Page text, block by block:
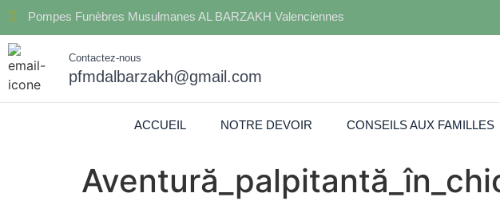
Pompes Funèbres Musulmanes AL BARZAKH Valenciennes
Contactez-nous
pfmdalbarzakh@gmail.com
ACCUEIL NOTRE DEVOIR CONSEILS AUX FAMILLES